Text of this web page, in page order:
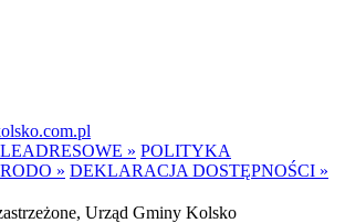
» POLITYKA
» DEKLARACJA DOSTĘPNOŚCI »
Urząd Gminy Kolsko